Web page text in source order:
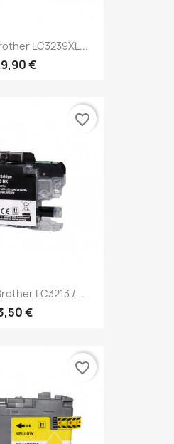
LC3239XL...
€
LC3213 /...
€
favorite_border
favorite_border